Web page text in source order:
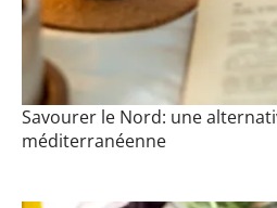
Savourer le Nord: une
méditerranéenne